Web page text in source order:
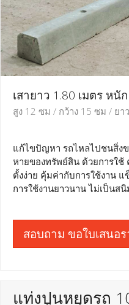
เสายาว 1.80 เมตร หนั
สูง 12 ซม / กว้าง 15 ซม / ยา
แก้ไขปัญหา รถไหลไปชนสิ่งข
หายของทรัพย์สิน ด้วยการใ
ตั้งง่าย คุ้มค่ากับการใช้งาน
การใช้งานยาวนาน ไม่เป็นสนิ
สอบถาม ขอใบเสนอ
แท่งปูนหยุดรถ